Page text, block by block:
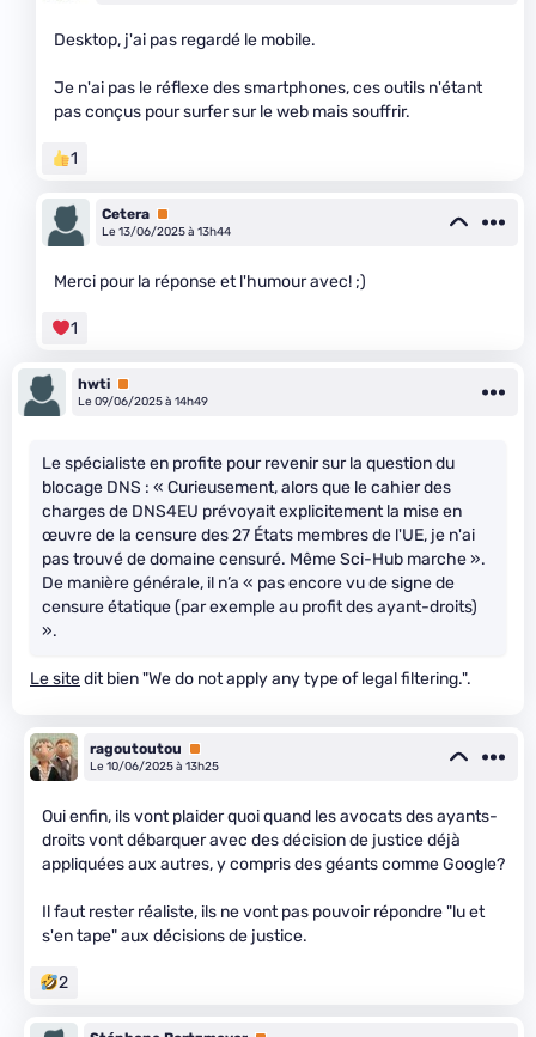
Desktop, j'ai pas regardé le mobile.
Je n'ai pas le réflexe des smartphones, ces outils n'étant
pas conçus pour surfer sur le web mais souffrir.
1
Cetera Premium
Le 13/06/2025 à 13h44
Merci pour la réponse et l'humour avec! ;)
1
hwti Premium
Le 09/06/2025 à 14h49
Le spécialiste en profite pour revenir sur la question du
blocage DNS : « Curieusement, alors que le cahier des
charges de DNS4EU prévoyait explicitement la mise en
œuvre de la censure des 27 États membres de l'UE, je n'ai
pas trouvé de domaine censuré. Même Sci-Hub marche ».
De manière générale, il n’a « pas encore vu de signe de
censure étatique (par exemple au profit des ayant-droits)
».
Le sitedit bien "We do not apply any type of legal filtering.".
ragoutoutou
Premium
Le 10/06/2025 à 13h25
Oui enfin, ils vont plaider quoi quand les avocats des ayants-
droits vont débarquer avec des décision de justice déjà
appliquées aux autres, y compris des géants comme Google?
Il faut rester réaliste, ils ne vont pas pouvoir répondre "lu et
s'en tape" aux décisions de justice.
2